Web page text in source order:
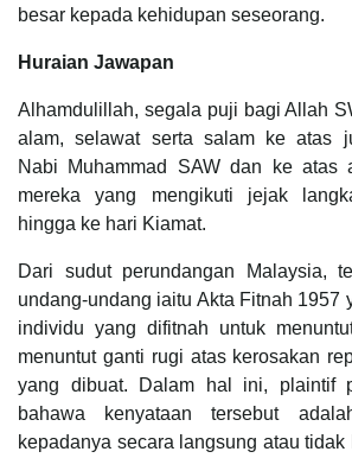
besar kepada kehidupan seseorang.
Huraian Jawapan
Alhamdulillah, segala puji bagi Allah
alam, selawat serta salam ke atas
Nabi Muhammad SAW dan ke atas
mereka yang mengikuti jejak
hingga ke hari Kiamat.
Dari sudut perundangan Malaysia,
undang-undang iaitu Akta Fitnah 1957
individu yang difitnah untuk
menuntut ganti rugi atas kerosakan
yang dibuat. Dalam hal ini, plaintif
bahawa kenyataan tersebut
kepadanya secara langsung atau